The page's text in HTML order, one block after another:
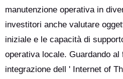
manutenzione operativa in
investitori anche valutare
iniziale e le capacità di
operativa locale. Guardando
integrazione dell ' Internet of